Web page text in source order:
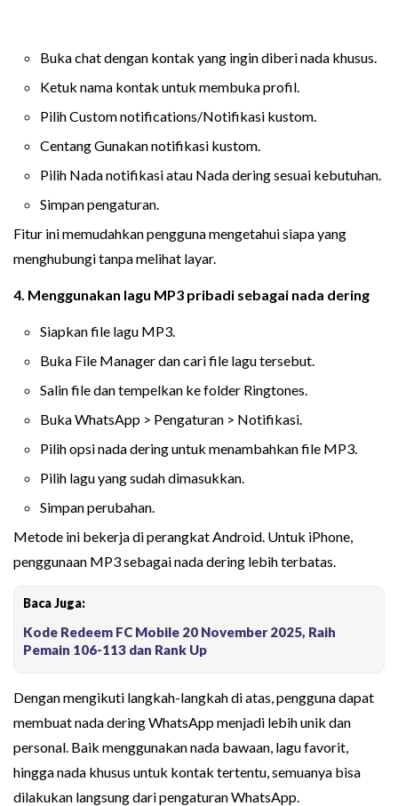
Buka chat dengan kontak yang ingin diberi nada khusus.
Ketuk nama kontak untuk membuka profil.
Pilih Custom notifications/Notifikasi kustom.
Centang Gunakan notifikasi kustom.
Pilih Nada notifikasi atau Nada dering sesuai kebutuhan.
Simpan pengaturan.
Fitur ini memudahkan pengguna mengetahui siapa yang
menghubungi tanpa melihat layar.
4. Menggunakan lagu MP3 pribadi sebagai nada dering
Siapkan file lagu MP3.
Buka File Manager dan cari file lagu tersebut.
Salin file dan tempelkan ke folder Ringtones.
Buka WhatsApp > Pengaturan > Notifikasi.
Pilih opsi nada dering untuk menambahkan file MP3.
Pilih lagu yang sudah dimasukkan.
Simpan perubahan.
Metode ini bekerja di perangkat Android. Untuk iPhone,
penggunaan MP3 sebagai nada dering lebih terbatas.
Baca Juga:
Kode Redeem FC Mobile 20 November 2025, Raih
Pemain 106-113 dan Rank Up
Dengan mengikuti langkah-langkah di atas, pengguna dapat
membuat nada dering WhatsApp menjadi lebih unik dan
personal. Baik menggunakan nada bawaan, lagu favorit,
hingga nada khusus untuk kontak tertentu, semuanya bisa
dilakukan langsung dari pengaturan WhatsApp.